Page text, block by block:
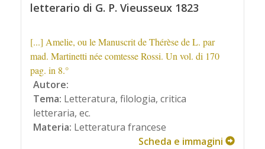
letterario di G. P. Vieusseux 1823
[...] Amelie, ou le Manuscrit de Thérèse de L. par
mad. Martinetti née comtesse Rossi. Un vol. di 170
pag. in 8.°
Autore:
Tema: Letteratura, filologia, critica
letteraria, ec.
Materia: Letteratura francese
Scheda e immagini